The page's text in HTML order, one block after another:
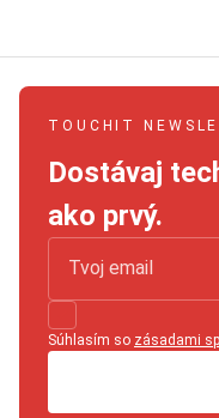
TOUCHIT
Dostávaj
ako prvý.
Súhlasím so zásadami